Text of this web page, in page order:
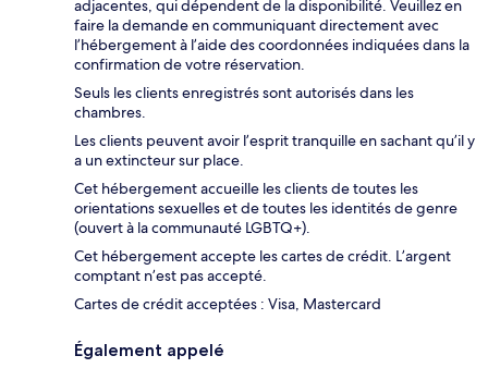
adjacentes, qui dépendent de la disponibilité. Veuillez en
faire la demande en communiquant directement avec
l’hébergement à l’aide des coordonnées indiquées dans la
confirmation de votre réservation.
Seuls les clients enregistrés sont autorisés dans les
chambres.
Les clients peuvent avoir l’esprit tranquille en sachant qu’il y
a un extincteur sur place.
Cet hébergement accueille les clients de toutes les
orientations sexuelles et de toutes les identités de genre
(ouvert à la communauté LGBTQ+).
Cet hébergement accepte les cartes de crédit. L’argent
comptant n’est pas accepté.
Cartes de crédit acceptées : Visa, Mastercard
Également appelé